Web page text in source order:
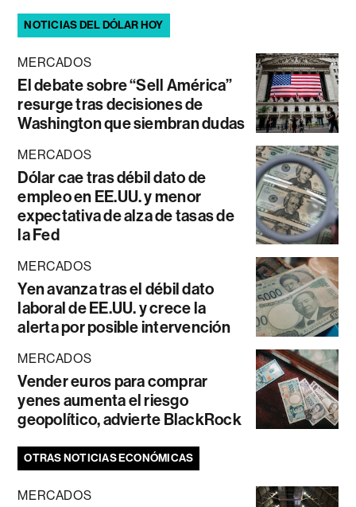
NOTICIAS DEL DÓLAR HOY
MERCADOS
El debate sobre “Sell América”
resurge tras decisiones de
Washington que siembran dudas
MERCADOS
Dólar cae tras débil dato de
empleo en EE.UU. y menor
expectativa de alza de tasas de
la Fed
MERCADOS
Yen avanza tras el débil dato
laboral de EE.UU. y crece la
alerta por posible intervención
MERCADOS
Vender euros para comprar
yenes aumenta el riesgo
geopolítico, advierte BlackRock
OTRAS NOTICIAS ECONÓMICAS
MERCADOS